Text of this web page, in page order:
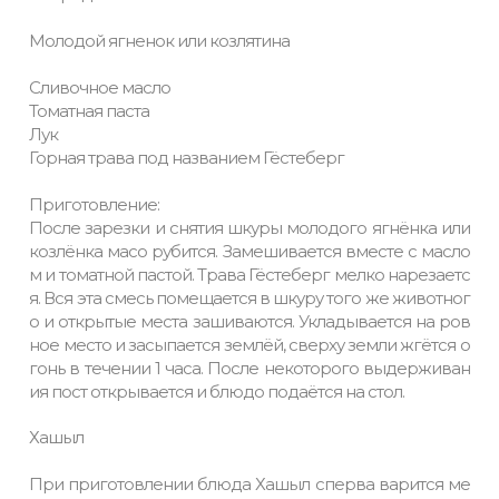
Молодой ягненок или козлятина
Сливочное масло
Томатная паста
Лук
Горная трава под названием Гёстеберг
Приготовление:
После зарезки и снятия шкуры молодого ягнёнка или
козлёнка масо рубится. Замешивается вместе с масло
м и томатной пастой. Трава Гёстеберг мелко нарезаетс
я. Вся эта смесь помещается в шкуру того же животног
о и открытые места зашиваются. Укладывается на ров
ное место и засыпается землёй, сверху земли жгётся о
гонь в течении 1 часа. После некоторого выдерживан
ия пост открывается и блюдо подаётся на стол.
Хашыл
При приготовлении блюда Хашыл сперва варится ме